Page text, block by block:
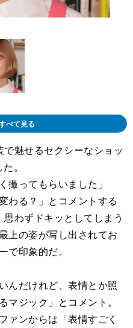
べて見る
魅せるセクシーなショッ
。
ってもらいました」
わる？」とコメントする
わずドキッとしてしまう
上の姿が写し出されてお
で印象的だ。
んだけれど、表情とか照
マジック」とコメント。
ァンからは「表情すごく